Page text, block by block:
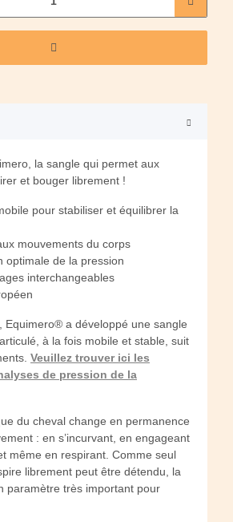
la sangle qui permet aux
et bouger librement !
pour stabiliser et équilibrer la
mouvements du corps
optimale de la pression
interchangeables
Equimero® a développé une sangle
à la fois mobile et stable, suit
Veuillez trouver ici les
de pression de la
du cheval change en permanence
: en s’incurvant, en engageant
même en respirant. Comme seul
librement peut être détendu, la
paramètre très important pour